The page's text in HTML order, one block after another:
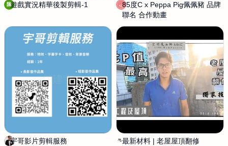
陳 陳
禎
遊戲實況精華後製剪輯-1
水
鳥
85度C x Peppa Pig佩佩豬 品牌
聯名 合作動畫
任
宇哥影片剪輯服務
s
最新材料 | 老屋屋頂翻修